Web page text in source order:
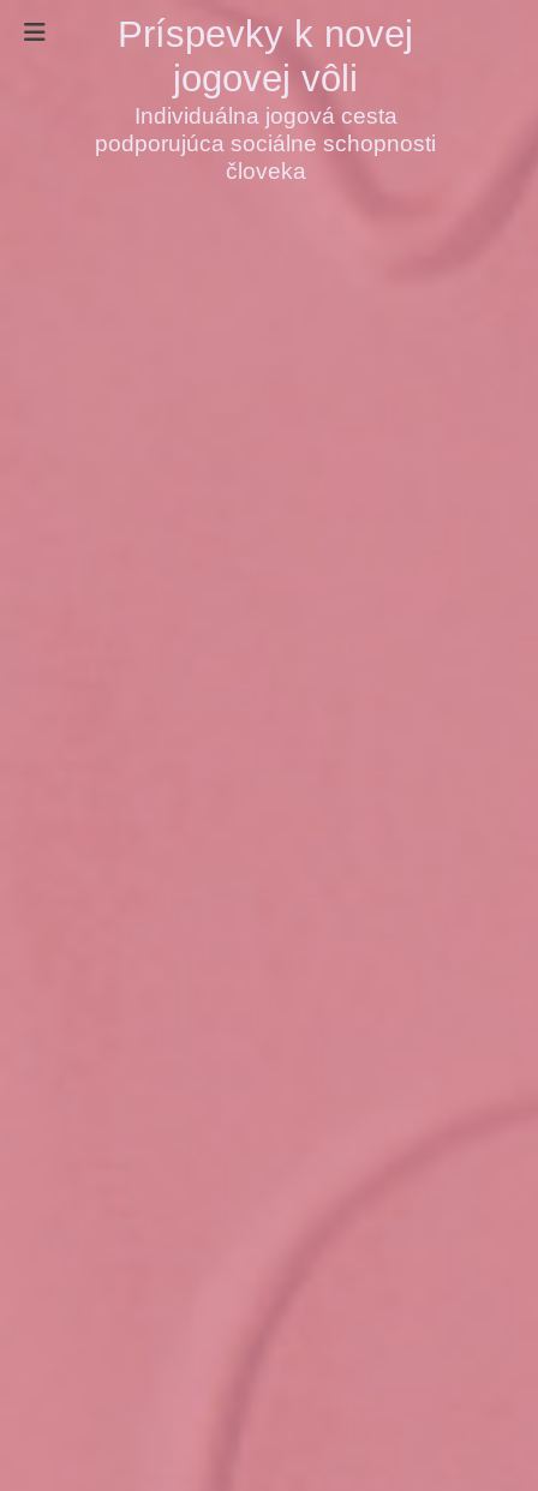
Príspevky k novej
jogovej vôli
Individuálna jogová cesta
podporujúca sociálne schopnosti
človeka